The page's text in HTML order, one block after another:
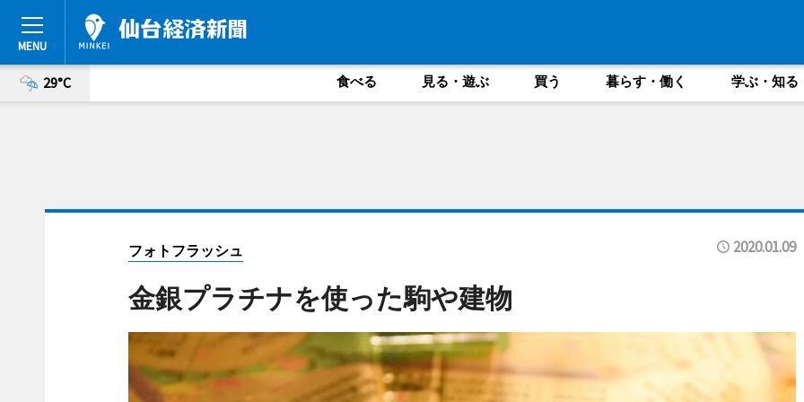
29°C 食べる 見る・遊ぶ 買う 暮らす・働く 学ぶ・知る
フォトフラッシュ 2020.01.09
金銀プラチナを使った駒や建物